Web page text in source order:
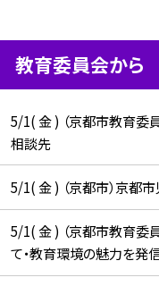
教育委員会から
5/1( 金 ) （京都市教育委
相談先
5/1( 金 ) （京都市）京
5/1( 金 ) （京都市教育委
て・教育環境の魅力を発